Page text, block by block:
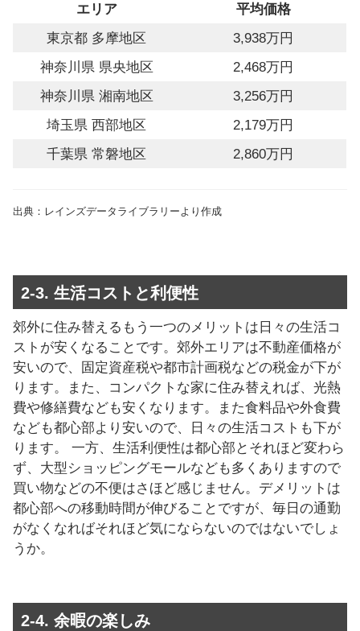
エリア
平均価格
東京都 多摩地区
3,938万円
神奈川県 県央地区
2,468万円
神奈川県 湘南地区
3,256万円
埼玉県 西部地区
2,179万円
千葉県 常磐地区
2,860万円
出典：レインズデータライブラリーより作成
2-3. 生活コストと利便性
郊外に住み替えるもう一つのメリットは日々の生活コ
ストが安くなることです。郊外エリアは不動産価格が
安いので、固定資産税や都市計画税などの税金が下が
ります。また、コンパクトな家に住み替えれば、光熱
費や修繕費なども安くなります。また食料品や外食費
なども都心部より安いので、日々の生活コストも下が
ります。 一方、生活利便性は都心部とそれほど変わら
ず、大型ショッピングモールなども多くありますので
買い物などの不便はさほど感じません。デメリットは
都心部への移動時間が伸びることですが、毎日の通勤
がなくなればそれほど気にならないのではないでしょ
うか。
2-4. 余暇の楽しみ